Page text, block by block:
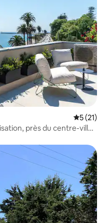
5 (21)
près du centre-ville